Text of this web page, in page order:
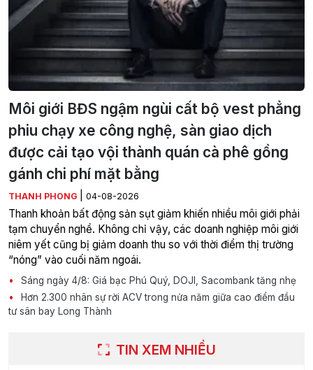
Môi giới BĐS ngậm ngùi cất bộ vest phẳng
phiu chạy xe công nghệ, sàn giao dịch
được cải tạo vội thành quán cà phê gồng
gánh chi phí mặt bằng
THANH PHONG 04-08-2026
Thanh khoản bất động sản sụt giảm khiến nhiều môi giới phải
tạm chuyển nghề. Không chỉ vậy, các doanh nghiệp môi giới
niêm yết cũng bị giảm doanh thu so với thời điểm thị trường
“nóng” vào cuối năm ngoái.
Sáng ngày 4/8: Giá bạc Phú Quý, DOJI, Sacombank tăng nhẹ
Hơn 2.300 nhân sự rời ACV trong nửa năm giữa cao điểm đầu
tư sân bay Long Thành
TIN XEM NHIỀU